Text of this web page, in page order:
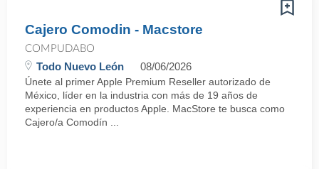
Cajero Comodin - Macstore
COMPUDABO
Todo Nuevo León 08/06/2026
Únete al primer Apple Premium Reseller autorizado de
México, líder en la industria con más de 19 años de
experiencia en productos Apple. MacStore te busca como
Cajero/a Comodín ...